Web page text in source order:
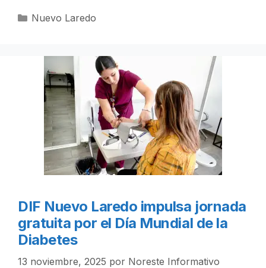
Categorías
Nuevo Laredo
DIF Nuevo Laredo impulsa jornada
gratuita por el Día Mundial de la
Diabetes
13 noviembre, 2025 por Noreste Informativo